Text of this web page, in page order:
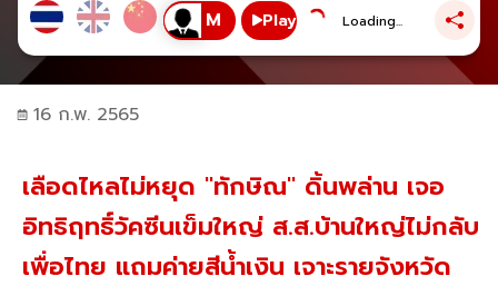
Play Loading...
16 ก.พ. 2565
เลือดไหลไม่หยุด "ทักษิณ" ดิ้นพล่าน เจอ
อิทธิฤทธิ์วัคซีนเข็มใหญ่ ส.ส.บ้านใหญ่ไม่กลับ
เพื่อไทย แถมค่ายสีน้ำเงิน เจาะรายจังหวัด